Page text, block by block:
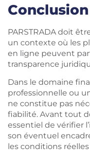
Conclusion
PARSTRADA doit
un contexte où les
en ligne peuvent
transparence
Dans le domaine
professionnelle ou
ne constitue pas
fiabilité. Avant tout
essentiel de vérifier
son éventuel
les conditions